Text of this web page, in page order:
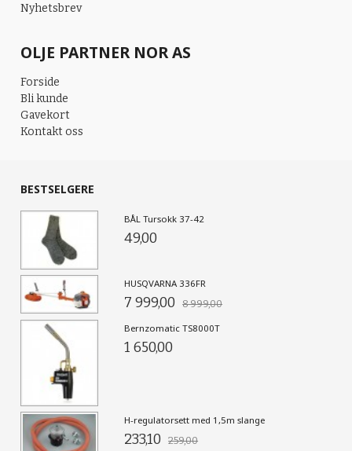
Nyhetsbrev
OLJE PARTNER NOR AS
Forside
Bli kunde
Gavekort
Kontakt oss
BESTSELGERE
BÅL Tursokk 37-42
49,00
HUSQVARNA 336FR
7 999,00 8 999,00
Bernzomatic TS8000T
1 650,00
H-regulatorsett med 1,5m slange
233,10 259,00